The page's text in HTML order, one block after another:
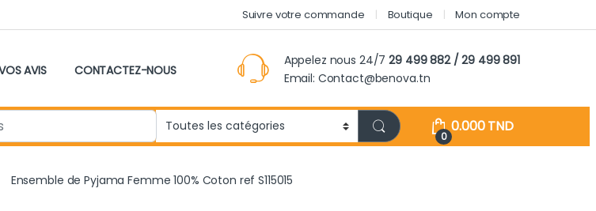
Suivre votre commande Boutique Mon compte
AVIS CONTACTEZ-NOUS
Appelez nous 24/729 499 882 / 29 499 891
Email: Contact@benova.tn
0
0.000TND
Ensemble de Pyjama Femme 100% Coton ref S115015